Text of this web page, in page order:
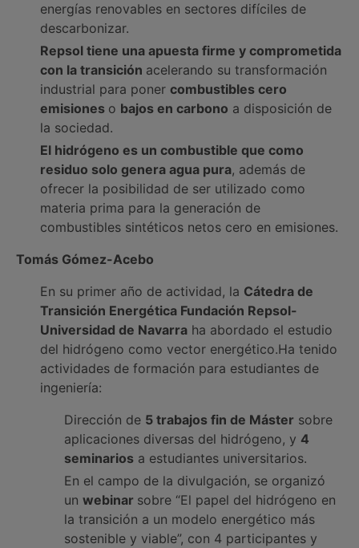
energías renovables en sectores difíciles de
descarbonizar.
Repsol tiene una apuesta firme y comprometida
con la transición acelerando su transformación
industrial para poner combustibles cero
emisiones o bajos en carbono a disposición de
la sociedad.
El hidrógeno es un combustible que como
residuo solo genera agua pura, además de
ofrecer la posibilidad de ser utilizado como
materia prima para la generación de
combustibles sintéticos netos cero en emisiones.
Tomás Gómez-Acebo
En su primer año de actividad, la Cátedra de
Transición Energética Fundación Repsol-
Universidad de Navarra ha abordado el estudio
del hidrógeno como vector energético.Ha tenido
actividades de formación para estudiantes de
ingeniería:
Dirección de 5 trabajos fin de Máster sobre
aplicaciones diversas del hidrógeno, y 4
seminarios a estudiantes universitarios.
En el campo de la divulgación, se organizó
un webinar sobre “El papel del hidrógeno en
la transición a un modelo energético más
sostenible y viable”, con 4 participantes y